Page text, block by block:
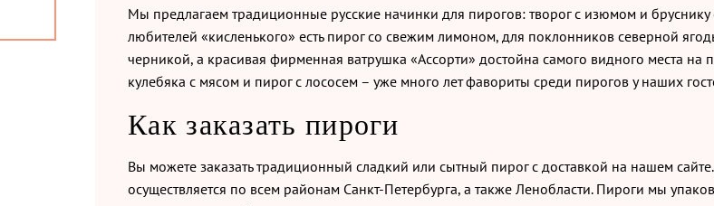
Мы предлагаем традиционные русские начинки для пирогов: творог с изюмом и
любителей «кисленького» есть пирог со свежим лимоном, для поклонников северной
черникой, а красивая фирменная ватрушка «Ассорти» достойна самого видного места на
кулебяка с мясом и пирог с лососем – уже много лет фавориты среди пирогов у наших
Как заказать пироги
Вы можете заказать традиционный сладкий или сытный пирог с доставкой на нашем
осуществляется по всем районам Санкт-Петербурга, а также Ленобласти. Пироги мы